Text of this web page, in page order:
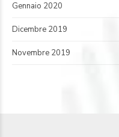
Gennaio 2020
Dicembre 2019
Novembre 2019